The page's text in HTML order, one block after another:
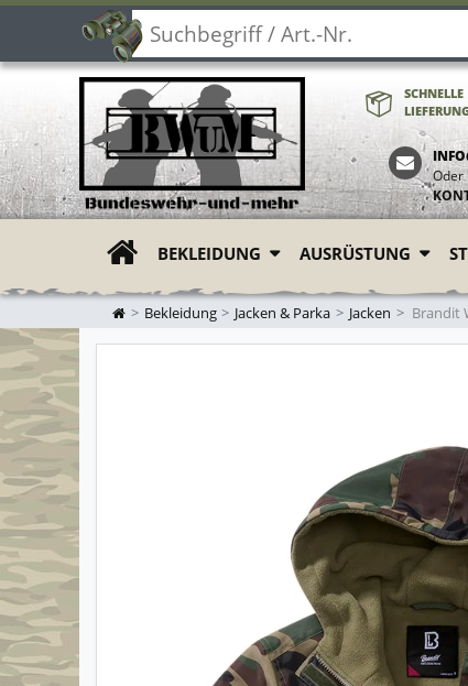
SCHNELLE
Oder
ZUR STARTSEITE
BEKLEIDUNG AUSRÜSTUNG
Bekleidung Jacken & Parka Jacken Brandit